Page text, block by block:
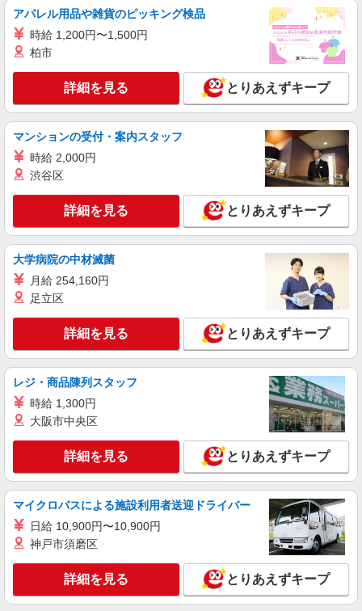
の報酬、充実研修♪
時給1450円〜2187円 ＜日払い有/週払い有/交
通費全支給(ガソリン代含む)＞
キープ 詳細を見る
職業紹介
株式会社kotrio /●YK-S-2096821
正社員で採用します。最短2週間で内定でま
【正社員】月給240,000〜400,000円 ・基本
給：200,000円〜220,000円 ・資格手当：10,000〜
30,000円 ・役職手当：10,000〜70,000円 ・処遇改
善手当：20,000〜60,000円（勤続年数、保有資格
により変動） ・固定残業手当：20,000円（10時
間） ※固定残業時間を超過する場合には超過勤務
手当として別途支給 ・夜勤手当：10,000円/1回
歓迎 ・認知症介護基礎研修 ・初任者研修 ・実務
者研修 ・介護福祉士 など
神奈川県横浜市南区
キープ 詳細を見る
株式会社kotrio /●YK-H-1528543
吉野町駅⇒障がい者支援員★軽作業の見守り、
身の回りのお世話
時給1600円〜2250円 ◆日払い/週払いOK/交
キープ 詳細を見る
派遣社員
株式会社kotrio /●YK-H-1954266
黄金町*デイでの生活補助☆新たなスキルを身
時給1600円〜2250円 ＜日払い有/週払い有/交
通費全支給(ガソリン代含む)＞
横浜市南区 ＜黄金町駅チカ＞
アパレル用品や雑貨のピッキング検品
時給 1,200円〜1,500円
柏市
詳細を見る とりあえずキープ
マンションの受付・案内スタッフ
時給 2,000円
渋谷区
詳細を見る とりあえずキープ
大学病院の中材滅菌
月給 254,160円
足立区
詳細を見る とりあえずキープ
レジ・商品陳列スタッフ
時給 1,300円
大阪市中央区
詳細を見る とりあえずキープ
マイクロバスによる施設利用者送迎ドライバー
日給 10,900円〜10,900円
神戸市須磨区
詳細を見る とりあえずキープ